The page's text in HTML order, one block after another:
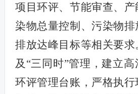
项目环评、节能审查、
染物总量控制、污染物
排放达峰目标等相关要求
及“三同时”管理，建立
环评管理台账，严格执行